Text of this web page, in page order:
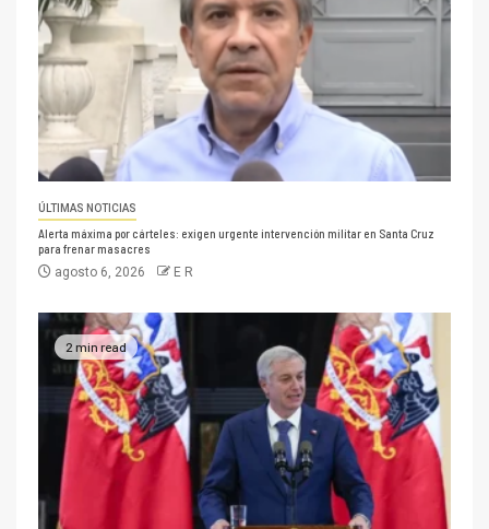
ÚLTIMAS NOTICIAS
Alerta máxima por cárteles: exigen urgente intervención militar en Santa Cruz
para frenar masacres
agosto 6, 2026 E R
2 min read